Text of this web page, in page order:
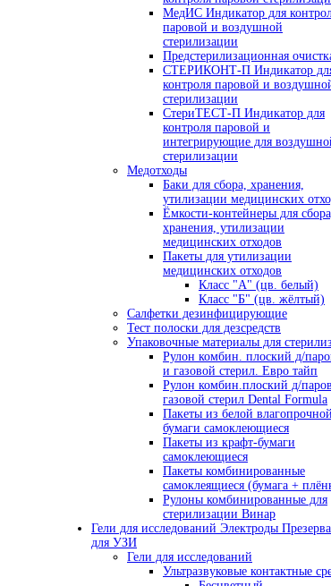
МедИС Индикатор для
паровой и воздушной
стерилизации
Предстерилизационная
СТЕРИКОНТ-П Индикатор
контроля паровой и
стерилизации
СтериТЕСТ-П Индикатор для
контроля паровой и
интегрирующие для
стерилизации
Медотходы
Баки для сбора, хранения,
утилизации медицинских
Ёмкости-контейнеры для
хранения, утилизации
медицинских отходов
Пакеты для утилизации
медицинских отходов
Класс "А" (цв. белый)
Класс "Б" (цв. жёлтый)
Салфетки дезинфицирующие
Тест полоски для дезсредств
Упаковочные материалы для
Рулон комбин. плоский д/
и газовой стерил. Евро тайп
Рулон комбин.плоский д/
газовой стерил Dental Formula
Пакеты из белой влагопрочной
бумаги самоклеющиеся
Пакеты из крафт-бумаги
самоклеющиеся
Пакеты комбинированные
самоклеящиеся (бумага +
Рулоны комбинированные для
стерилизации Винар
Гели для исследований Электроды
для УЗИ
Гели для исследований
Ультразвуковые контактные